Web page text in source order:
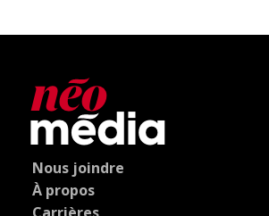
Nous joindre
À propos